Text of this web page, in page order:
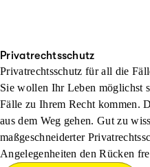
Privatrechtsschutz
Privatrechtsschutz für all die
Sie wollen Ihr Leben möglichst
Fälle zu Ihrem Recht kommen.
aus dem Weg gehen. Gut zu
maßgeschneiderter
Angelegenheiten den Rücken